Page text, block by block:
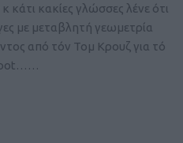
κακίες γλώσσες λένε ότι
με μεταβλητή γεωμετρία
από τόν Τομ Κρουζ για τό